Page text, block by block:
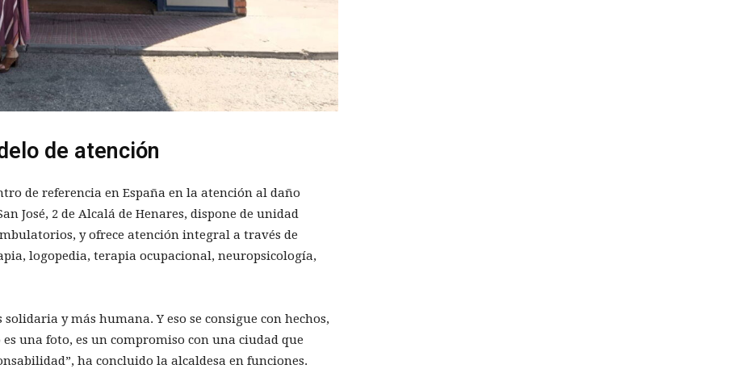
de atención
de referencia en España en la atención al daño
José, 2 de Alcalá de Henares, dispone de unidad
y ofrece atención integral a través de
logopedia, terapia ocupacional, neuropsicología,
y más humana. Y eso se consigue con hechos,
una foto, es un compromiso con una ciudad que
ha concluido la alcaldesa en funciones.